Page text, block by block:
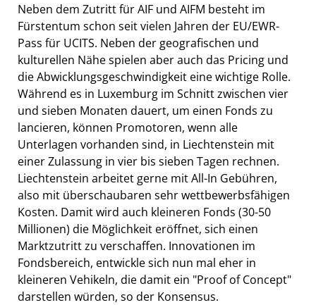
Neben dem Zutritt für AIF und AIFM besteht im
Fürstentum schon seit vielen Jahren der EU/EWR-
Pass für UCITS. Neben der geografischen und
kulturellen Nähe spielen aber auch das Pricing und
die Abwicklungsgeschwindigkeit eine wichtige Rolle.
Während es in Luxemburg im Schnitt zwischen vier
und sieben Monaten dauert, um einen Fonds zu
lancieren, können Promotoren, wenn alle
Unterlagen vorhanden sind, in Liechtenstein mit
einer Zulassung in vier bis sieben Tagen rechnen.
Liechtenstein arbeitet gerne mit All-In Gebühren,
also mit überschaubaren sehr wettbewerbsfähigen
Kosten. Damit wird auch kleineren Fonds (30-50
Millionen) die Möglichkeit eröffnet, sich einen
Marktzutritt zu verschaffen. Innovationen im
Fondsbereich, entwickle sich nun mal eher in
kleineren Vehikeln, die damit ein "Proof of Concept"
darstellen würden, so der Konsensus.